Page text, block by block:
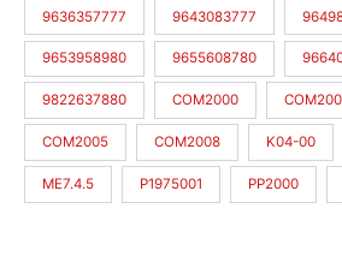
9636357777 9643083777
9653958980 9655608780
9822637880 COM2000
COM2005 COM2008 K04-00
ME7.4.5 P1975001 PP2000